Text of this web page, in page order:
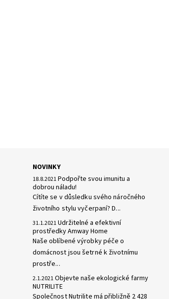
NOVINKY
18.8.2021Podpořte svou imunitu a
dobrou náladu!
Cítíte se v důsledku svého náročného
životního stylu vyčerpaní? D...
31.1.2021Udržitelné a efektivní
prostředky Amway Home
Naše oblíbené výrobky péče o
domácnost jsou šetrné k životnímu
prostře...
2.1.2021Objevte naše ekologické farmy
NUTRILITE
Společnost Nutrilite má přibližně 2 428